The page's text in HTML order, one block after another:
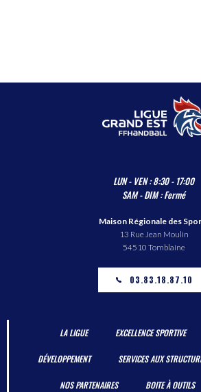
LUN - VEN : 8:30 - 17:00
SAM - DIM : Fermé
Maison Régionale des
13 Rue Jean Moulin
54510 Tomblaine
03.83.18.87.10
LA LIGUE EXCELLENCE SPORTIVE
DÉVELOPPEMENT SERVICES AUX
NOS PARTENAIRES BOITE À OUTILS